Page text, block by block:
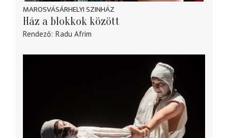
MAROSVÁSÁRHELYI SZINHÁZ
Ház a blokkok között
Rendező Radu Afrim